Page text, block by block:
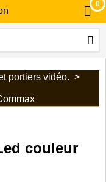
0
portiers vidéo. >
couleur